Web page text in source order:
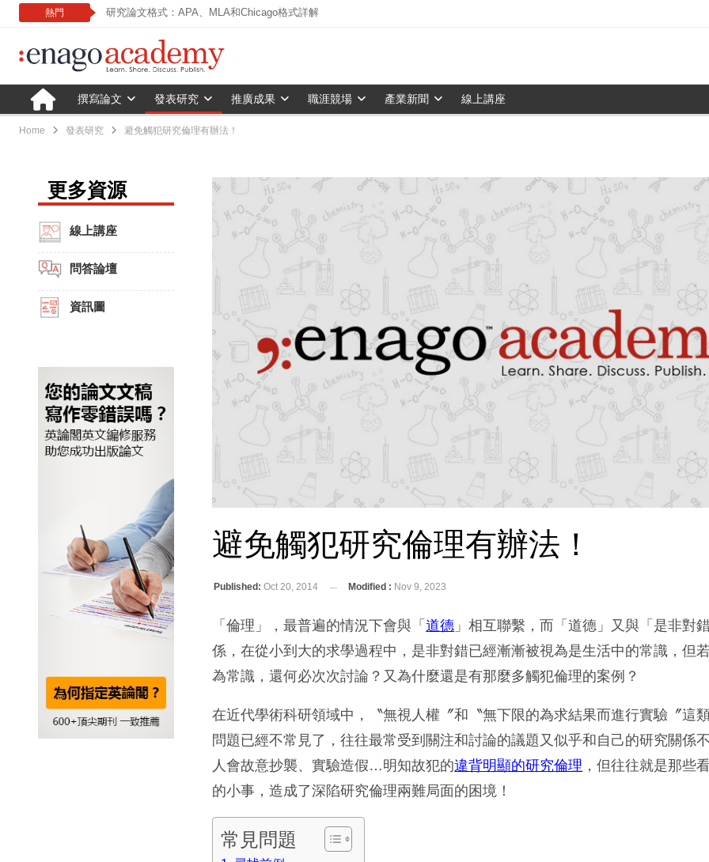
熱門 研究論文格式：APA、MLA和Chicago格式詳解
撰寫論文 發表研究 推廣成果 職涯競場 產業新聞 線上講座
Home 發表研究 避免觸犯研究倫理有辦法！
避免觸犯研究倫理有辦法！
Published:Oct 20, 2014 Modified : Nov 9, 2023
「倫理」，最普遍的情況下會與「道德 」相互聯繫，而「道德」又與「是非對
係，在從小到大的求學過程中，是非對錯已經漸漸被視為是生活中的常識，但
為常識，還何必次次討論？又為什麼還是有那麼多觸犯倫理的案例？
在近代學術科研領域中，〝無視人權〞和〝無下限的為求結果而進行實驗〞這
問題已經不常見了，往往最常受到關注和討論的議題又似乎和自己的研究關係
人會故意抄襲、實驗造假…明知故犯的違背明顯的研究倫理 ，但往往就是那些
的小事，造成了深陷研究倫理兩難局面的困境！
常見問題
更多資源
線上講座
問答論壇
資訊圖